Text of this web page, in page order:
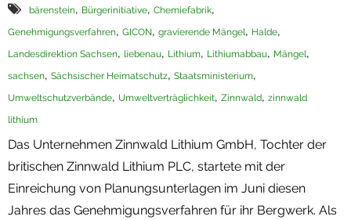
Newsletter
bärenstein, Bürgerinitiative, Chemiefabrik,
Genehmigungsverfahren, GICON, gravierende Mängel, Halde,
Landesdirektion Sachsen, liebenau, Lithium, Lithiumabbau, Mängel,
sachsen, Sächsischer Heimatschutz, Staatsministerium,
Umweltschutzverbände, Umweltverträglichkeit, Zinnwald, zinnwald
lithium
Das Unternehmen Zinnwald Lithium GmbH, Tochter der
britischen Zinnwald Lithium PLC, startete mit der
Einreichung von Planungsunterlagen im Juni diesen
Jahres das Genehmigungsverfahren für ihr Bergwerk. Als